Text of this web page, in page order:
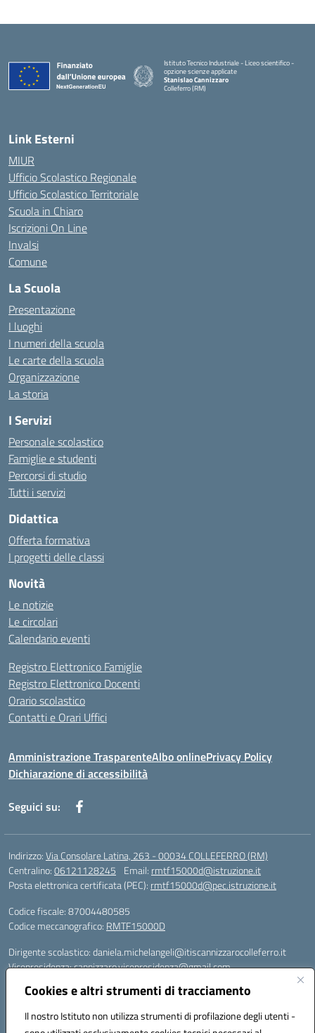
Cookies e altri strumenti di tracciamento
Il nostro Istituto non utilizza strumenti di profilazione degli utenti -
Istituto Tecnico Industriale - Liceo scientifico -
opzione scienze applicate
Stanislao Cannizzaro
Colleferro (RM)
Link Esterni
MIUR
Ufficio Scolastico Regionale
Ufficio Scolastico Territoriale
Scuola in Chiaro
Iscrizioni On Line
Invalsi
Comune
La Scuola
Presentazione
I luoghi
I numeri della scuola
Le carte della scuola
Organizzazione
La storia
I Servizi
Personale scolastico
Famiglie e studenti
Percorsi di studio
Tutti i servizi
Didattica
Offerta formativa
I progetti delle classi
Novità
Le notizie
Le circolari
Calendario eventi
Registro Elettronico Famiglie
Registro Elettronico Docenti
Orario scolastico
Contatti e Orari Uffici
Amministrazione TrasparenteAlbo onlinePrivacy Policy
Dichiarazione di accessibilità
Seguici su:
Indirizzo:Via Consolare Latina, 263 - 00034 COLLEFERRO (RM)
Centralino:06121128245 Email: rmtf15000d@istruzione.it
Posta elettronica certificata (PEC): rmtf15000d@pec.istruzione.it
Codice fiscale: 87004480585
Codice meccanografico: RMTF15000D
Dirigente scolastico: daniela.michelangeli@itiscannizzarocolleferro.it
Vicepresidenza: cannizzaro.vicepresidenza@gmail.com
Supporto piattaforme DDI (creazione account e rigenerazione credenziali)
Google Workspace (Classroom) :